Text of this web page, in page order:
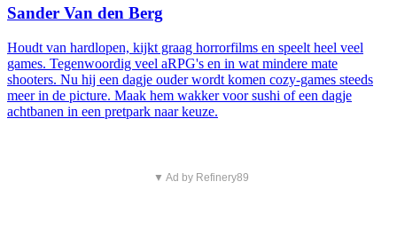
Sander Van den Berg
Houdt van hardlopen, kijkt graag horrorfilms en speelt heel veel
games. Tegenwoordig veel aRPG's en in wat mindere mate
shooters. Nu hij een dagje ouder wordt komen cozy-games steeds
meer in de picture. Maak hem wakker voor sushi of een dagje
achtbanen in een pretpark naar keuze.
▼ Ad by Refinery89